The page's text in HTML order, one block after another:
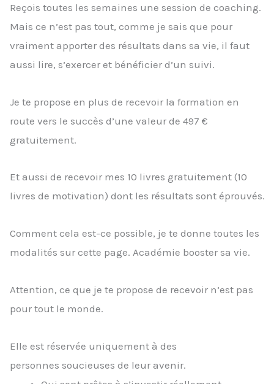
Reçois toutes les semaines une session de coaching.
Mais ce n’est pas tout, comme je sais que pour
vraiment apporter des résultats dans sa vie, il faut
aussi lire, s’exercer et bénéficier d’un suivi.
Je te propose en plus de recevoir la formation en
route vers le succès d’une valeur de 497 €
gratuitement.
Et aussi de recevoir mes 10 livres gratuitement (10
livres de motivation) dont les résultats sont éprouvés.
Comment cela est-ce possible, je te donne toutes les
modalités sur cette page. Académie booster sa vie.
Attention, ce que je te propose de recevoir n’est pas
pour tout le monde.
Elle est réservée uniquement à des
personnes soucieuses de leur avenir.